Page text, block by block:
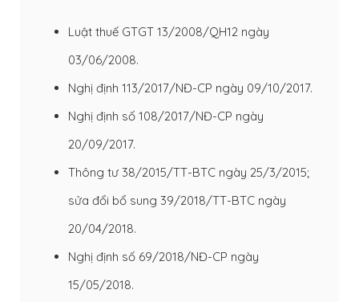
Luật thuế GTGT 13/2008/QH12 ngày
03/06/2008.
Nghị định 113/2017/NĐ-CP ngày 09/10/2017.
Nghị định số 108/2017/NĐ-CP ngày
20/09/2017.
Thông tư 38/2015/TT-BTC ngày 25/3/2015;
sửa đổi bổ sung 39/2018/TT-BTC ngày
20/04/2018.
Nghị định số 69/2018/NĐ-CP ngày
15/05/2018.